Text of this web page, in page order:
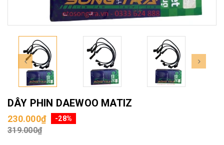
DÂY PHIN DAEWOO MATIZ
230.000₫ -28%
319.000₫